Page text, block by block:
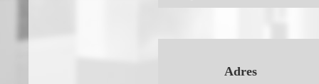
Adres